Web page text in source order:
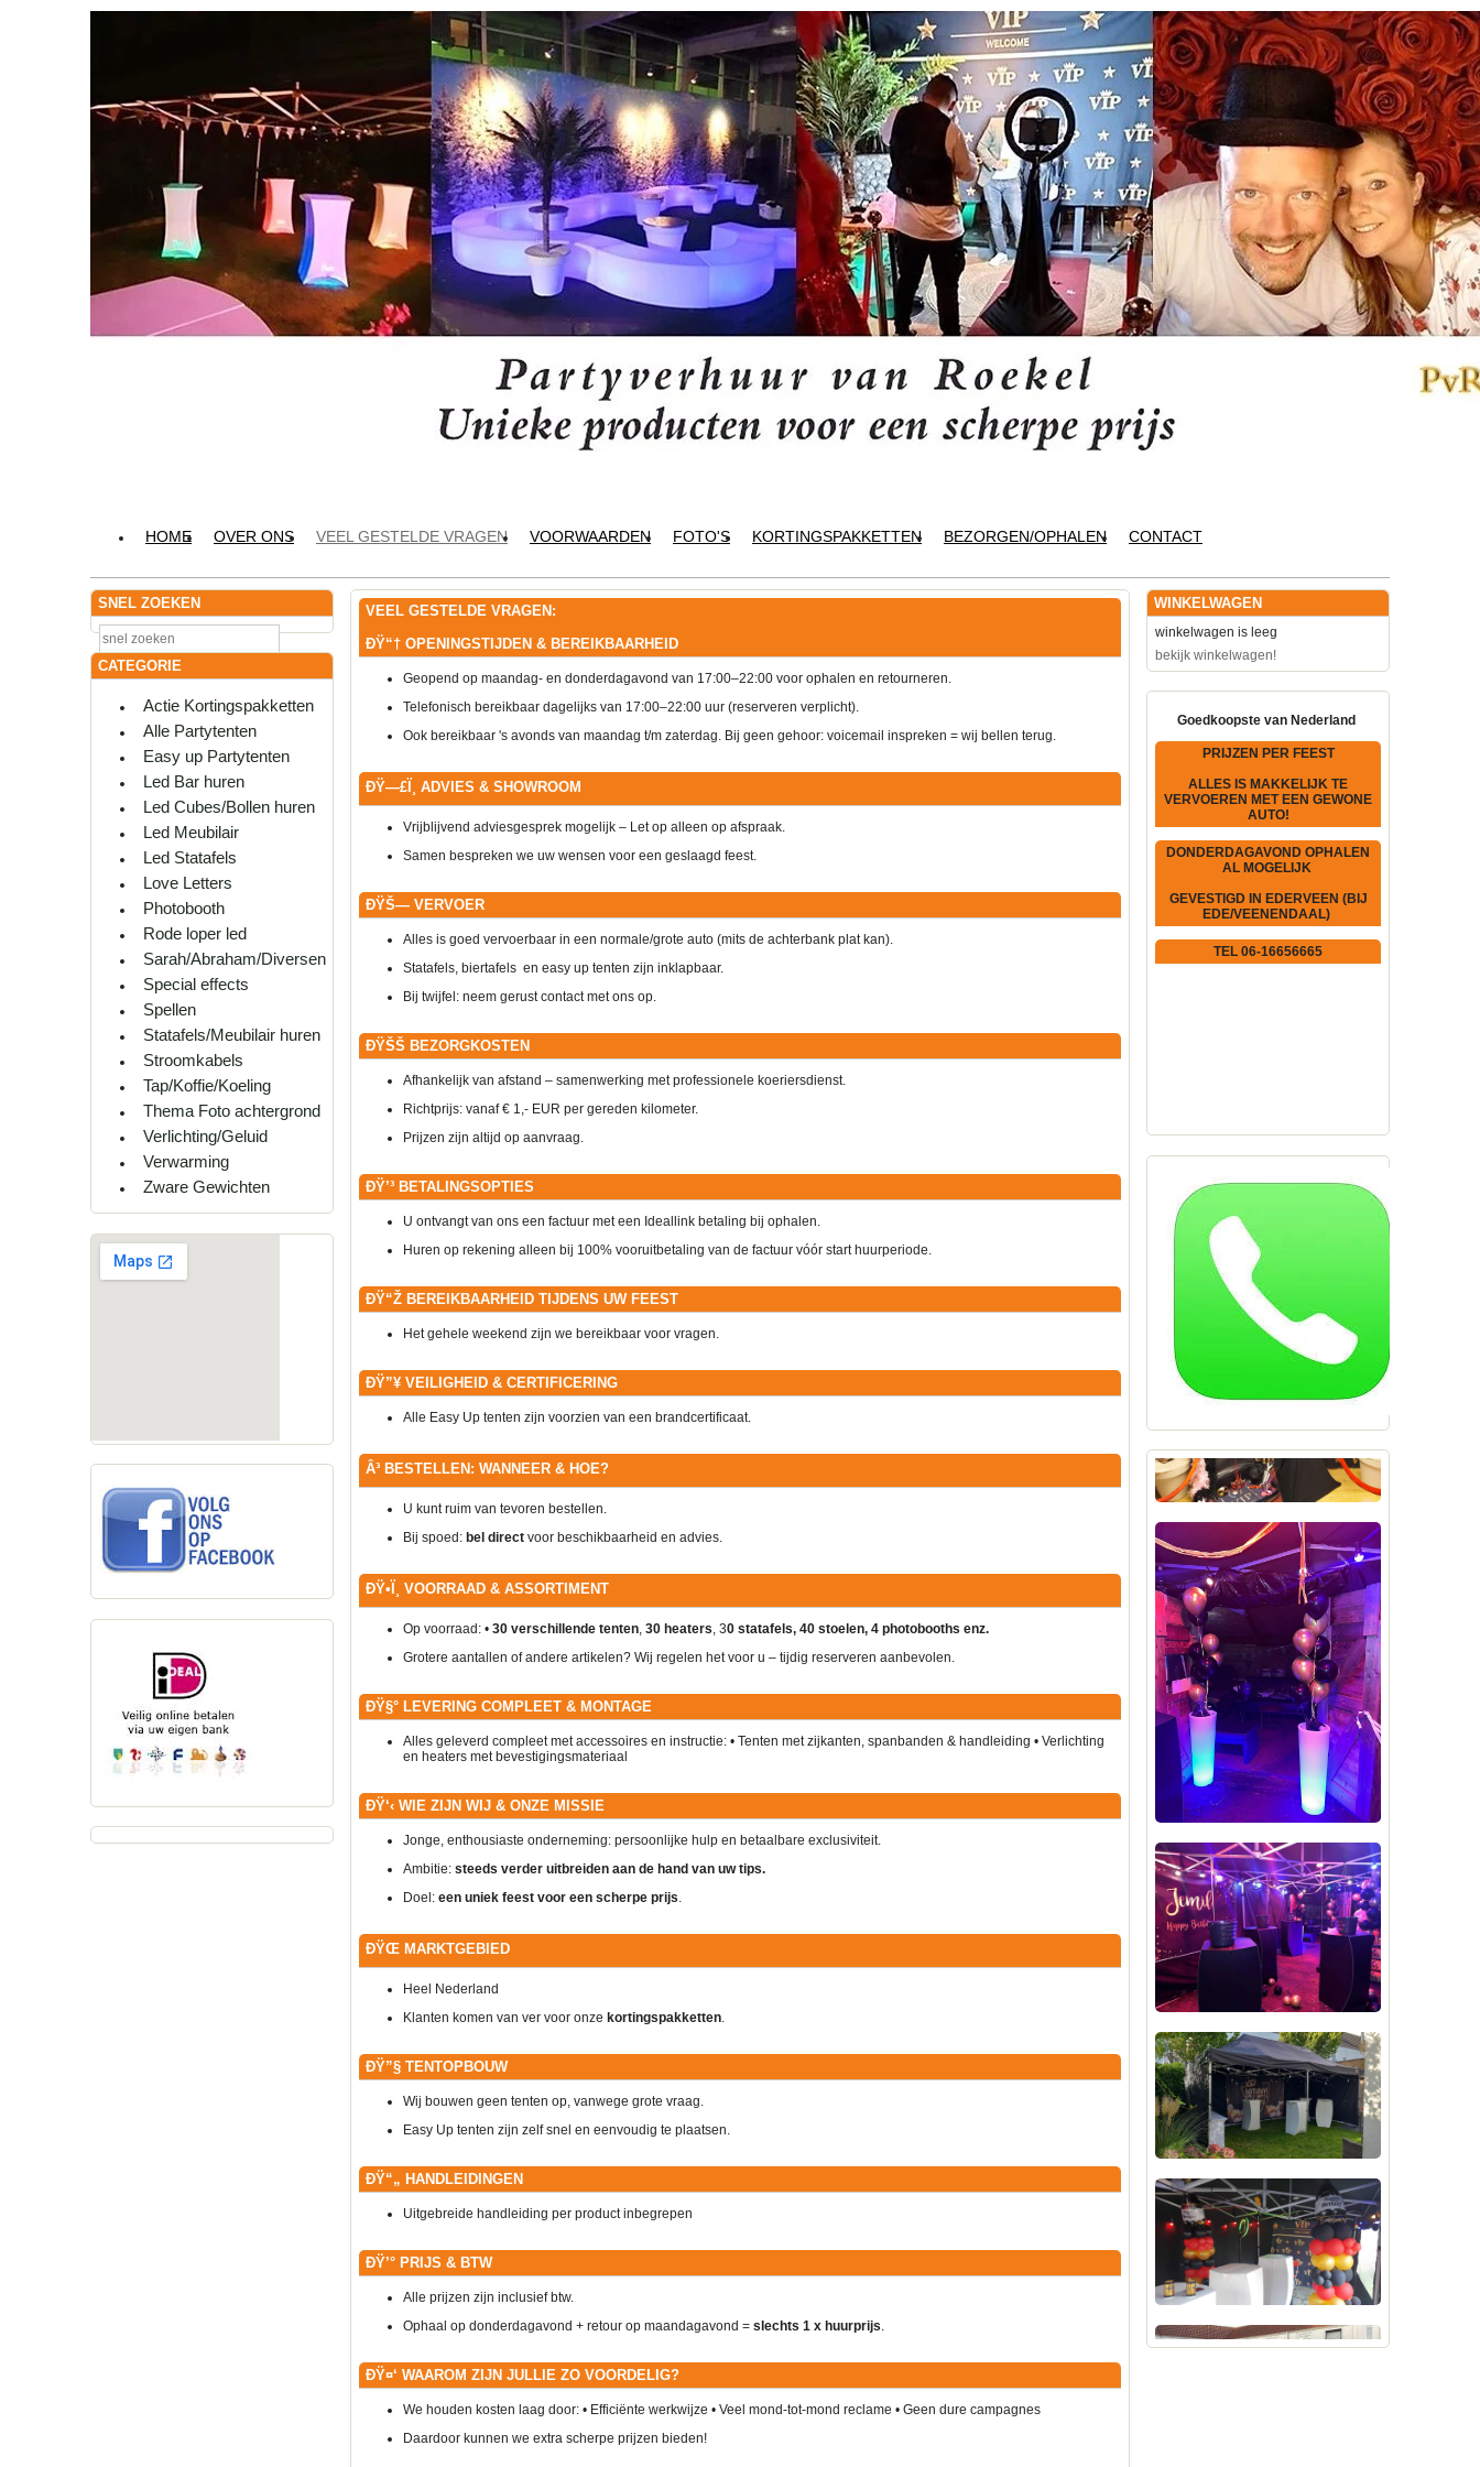
HOME OVER ONS VEEL GESTELDE VRAGEN VOORWAARDEN FOTO'S KORTINGSPAKKETTEN BEZORGEN/OPHALEN CONTACT
SNEL ZOEKEN
CATEGORIE
Actie Kortingspakketten
Alle Partytenten
Easy up Partytenten
Led Bar huren
Led Cubes/Bollen huren
Led Meubilair
Led Statafels
Love Letters
Photobooth
Rode loper led
Sarah/Abraham/Diversen
Special effects
Spellen
Statafels/Meubilair huren
Stroomkabels
Tap/Koffie/Koeling
Thema Foto achtergrond
Verlichting/Geluid
Verwarming
Zware Gewichten
VEEL GESTELDE VRAGEN:
ÐŸ“† OPENINGSTIJDEN & BEREIKBAARHEID
Geopend op maandag- en donderdagavond van 17:00–22:00 voor ophalen en retourneren.
Telefonisch bereikbaar dagelijks van 17:00–22:00 uur (reserveren verplicht).
Ook bereikbaar 's avonds van maandag t/m zaterdag. Bij geen gehoor: voicemail inspreken = wij bellen terug.
ÐŸ—£Ï¸ ADVIES & SHOWROOM
Vrijblijvend adviesgesprek mogelijk – Let op alleen op afspraak.
Samen bespreken we uw wensen voor een geslaagd feest.
ÐŸŠ— VERVOER
Alles is goed vervoerbaar in een normale/grote auto (mits de achterbank plat kan).
Statafels, biertafels en easy up tenten zijn inklapbaar.
Bij twijfel: neem gerust contact met ons op.
ÐŸŠŠ BEZORGKOSTEN
Afhankelijk van afstand – samenwerking met professionele koeriersdienst.
Richtprijs: vanaf € 1,- EUR per gereden kilometer.
Prijzen zijn altijd op aanvraag.
ÐŸ’³ BETALINGSOPTIES
U ontvangt van ons een factuur met een Ideallink betaling bij ophalen.
Huren op rekening alleen bij 100% vooruitbetaling van de factuur vóór start huurperiode.
ÐŸ“Ž BEREIKBAARHEID TIJDENS UW FEEST
Het gehele weekend zijn we bereikbaar voor vragen.
ÐŸ”¥ VEILIGHEID & CERTIFICERING
Alle Easy Up tenten zijn voorzien van een brandcertificaat.
Â³ BESTELLEN: WANNEER & HOE?
U kunt ruim van tevoren bestellen.
Bij spoed: bel direct voor beschikbaarheid en advies.
ÐŸ•Ï¸ VOORRAAD & ASSORTIMENT
Op voorraad: • 30 verschillende tenten, 30 heaters, 30 statafels, 40 stoelen, 4 photobooths enz.
Grotere aantallen of andere artikelen? Wij regelen het voor u – tijdig reserveren aanbevolen.
ÐŸ§° LEVERING COMPLEET & MONTAGE
Alles geleverd compleet met accessoires en instructie: • Tenten met zijkanten, spanbanden & handleiding • Verlichting
en heaters met bevestigingsmateriaal
ÐŸ‘‹ WIE ZIJN WIJ & ONZE MISSIE
Jonge, enthousiaste onderneming: persoonlijke hulp en betaalbare exclusiviteit.
Ambitie: steeds verder uitbreiden aan de hand van uw tips.
Doel: een uniek feest voor een scherpe prijs.
ÐŸŒ MARKTGEBIED
Heel Nederland
Klanten komen van ver voor onze kortingspakketten.
ÐŸ”§ TENTOPBOUW
Wij bouwen geen tenten op, vanwege grote vraag.
Easy Up tenten zijn zelf snel en eenvoudig te plaatsen.
ÐŸ“„ HANDLEIDINGEN
Uitgebreide handleiding per product inbegrepen
ÐŸ’° PRIJS & BTW
Alle prijzen zijn inclusief btw.
Ophaal op donderdagavond + retour op maandagavond = slechts 1 x huurprijs.
ÐŸ¤‘ WAAROM ZIJN JULLIE ZO VOORDELIG?
We houden kosten laag door: • Efficiënte werkwijze • Veel mond-tot-mond reclame • Geen dure campagnes
Daardoor kunnen we extra scherpe prijzen bieden!
WINKELWAGEN
winkelwagen is leeg
bekijk winkelwagen!
Goedkoopste van Nederland
PRIJZEN PER FEEST
ALLES IS MAKKELIJK TE
VERVOEREN MET EEN GEWONE
AUTO!
DONDERDAGAVOND OPHALEN
AL MOGELIJK
GEVESTIGD IN EDERVEEN (BIJ
EDE/VEENENDAAL)
TEL 06-16656665